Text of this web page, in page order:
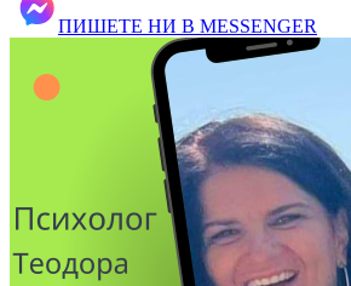
ПИШЕТЕ НИ В MESSENGER